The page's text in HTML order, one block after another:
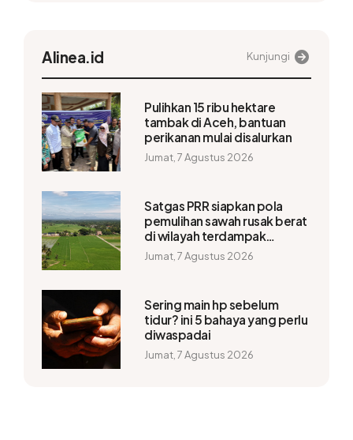
Alinea.id Kunjungi
Pulihkan 15 ribu hektare
tambak di Aceh, bantuan
perikanan mulai disalurkan
Jumat, 7 Agustus 2026
Satgas PRR siapkan pola
pemulihan sawah rusak berat
di wilayah terdampak
bencana
Jumat, 7 Agustus 2026
Sering main hp sebelum
tidur? ini 5 bahaya yang perlu
diwaspadai
Jumat, 7 Agustus 2026